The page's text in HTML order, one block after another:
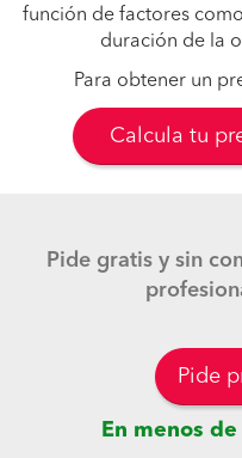
función de factores
duración de la
Para obtener un
Calcula tu
Pide gratis y sin
Pide
En menos